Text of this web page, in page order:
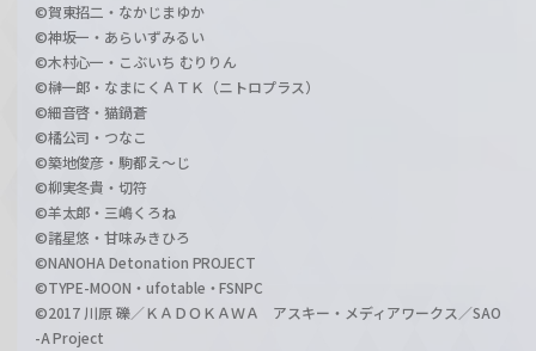
©賀東招二・なかじまゆか
©神坂一・あらいずみるい
©木村心一・こぶいち むりりん
©榊一郎・なまにくＡＴＫ（ニトロプラス）
©細音啓・猫鍋蒼
©橘公司・つなこ
©築地俊彦・駒都え～じ
©柳実冬貴・切符
©羊太郎・三嶋くろね
©諸星悠・甘味みきひろ
©NANOHA Detonation PROJECT
©TYPE-MOON・ufotable・FSNPC
©2017 川原 礫／ＫＡＤＯＫＡＷＡ アスキー・メディアワークス／SAO
-A Project